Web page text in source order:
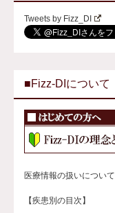
Tweets by Fizz_DI
■Fizz-DIについて
医療情報の扱いについて
【疾患別の目次】